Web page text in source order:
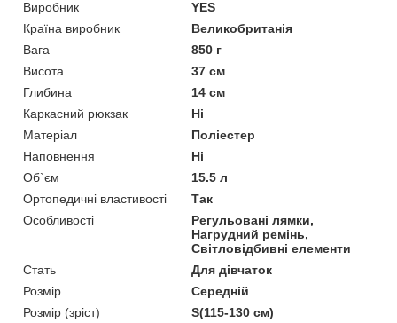
Виробник
YES
Країна виробник
Великобританія
Вага
850 г
Висота
37 см
Глибина
14 см
Каркасний рюкзак
Ні
Матеріал
Поліестер
Наповнення
Ні
Об`єм
15.5 л
Ортопедичні властивості
Так
Особливості
Регульовані лямки,
Нагрудний ремінь,
Світловідбивні елементи
Стать
Для дівчаток
Розмір
Середній
Розмір (зріст)
S(115-130 см)